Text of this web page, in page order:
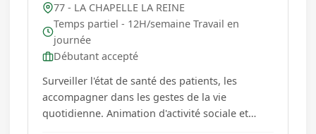
77 - LA CHAPELLE LA REINE
Temps partiel - 12H/semaine Travail en
journée
Débutant accepté
Surveiller l'état de santé des patients, les
accompagner dans les gestes de la vie
quotidienne. Animation d'activité sociale et